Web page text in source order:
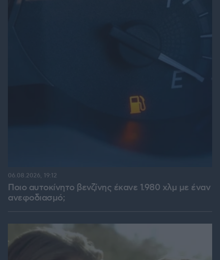
Ποιο αυτοκίνητο βενζίνης έκανε 1.980 χλμ με έναν
ανεφοδιασμό;
06.08.2026, 19:12